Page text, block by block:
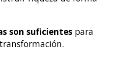
son suficientes para